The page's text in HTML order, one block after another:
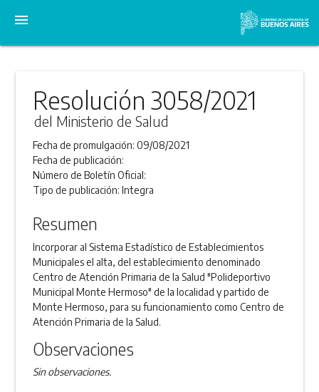
menu
Resolución 3058/2021
del Ministerio de Salud
Fecha de promulgación:09/08/2021
Fecha de publicación:
Número de Boletín Oficial:
Tipo de publicación:Integra
Resumen
Incorporar al Sistema Estadístico de Establecimientos
Municipales el alta, del establecimiento denominado
Centro de Atención Primaria de la Salud "Polideportivo
Municipal Monte Hermoso" de la localidad y partido de
Monte Hermoso, para su funcionamiento como Centro de
Atención Primaria de la Salud.
Observaciones
Sin observaciones.